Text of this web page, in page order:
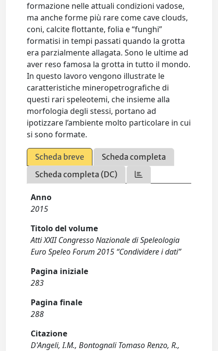
formazione nelle attuali condizioni vadose,
ma anche forme più rare come cave clouds,
coni, calcite flottante, folia e “funghi”
formatisi in tempi passati quando la grotta
era parzialmente allagata. Sono le ultime ad
aver reso famosa la grotta in tutto il mondo.
In questo lavoro vengono illustrate le
caratteristiche mineropetrografiche di
questi rari speleotemi, che insieme alla
morfologia degli stessi, portano ad
ipotizzare l’ambiente molto particolare in cui
si sono formate.
Scheda breve
Scheda completa
Scheda completa (DC)
Anno
2015
Titolo del volume
Atti XXII Congresso Nazionale di Speleologia
Euro Speleo Forum 2015 “Condividere i dati”
Pagina iniziale
283
Pagina finale
288
Citazione
D'Angeli, I.M., Bontognali Tomaso Renzo, R.,